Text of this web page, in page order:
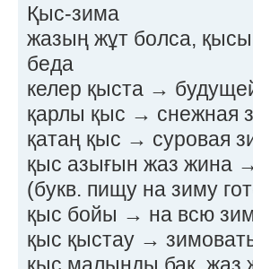
Қыс-зима
жазың жұт болса,
беда
келер қыста →
қарлы қыс → снежная
қатаң қыс → суровая
қыс азығын жаз жина
(букв. пищу на зиму
қыс бойы → на всю
қыс қыстау →
қыс малыңды бақ, жаз